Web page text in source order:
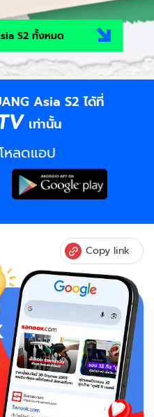
S2 ทั้งหมด
Asia S2 ได้ที่
เท่านั้น
หลดแอป
Copy link